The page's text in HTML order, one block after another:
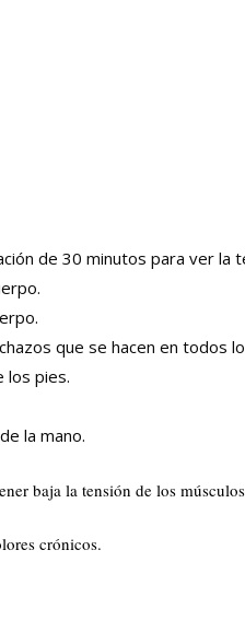
de 30 minutos para ver la
que se hacen en todos
los pies.
la mano.
baja la tensión de los
crónicos.